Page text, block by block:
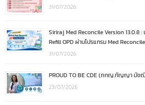
31/07/2026
Siriraj Med Reconcile Version 13.0.8
Refill OPD ผ่านโปรแกรม Med Reconcile
31/07/2026
PROUD TO BE CDE (ภกญ.กัญญา มั
23/07/2026